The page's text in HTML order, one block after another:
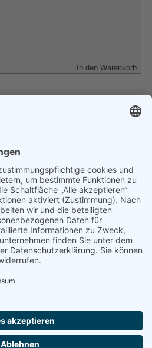
In den Warenkorb
aktualisierte Infos
blinde Menschen
Inform
Unterstützer